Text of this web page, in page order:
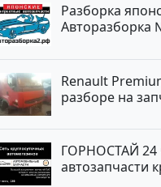
Седан по цене
рублей,
на сайте
Разборка
Авторазборка
Renault
разборе на
ГОРНОСТАЙ 24
автозапчасти